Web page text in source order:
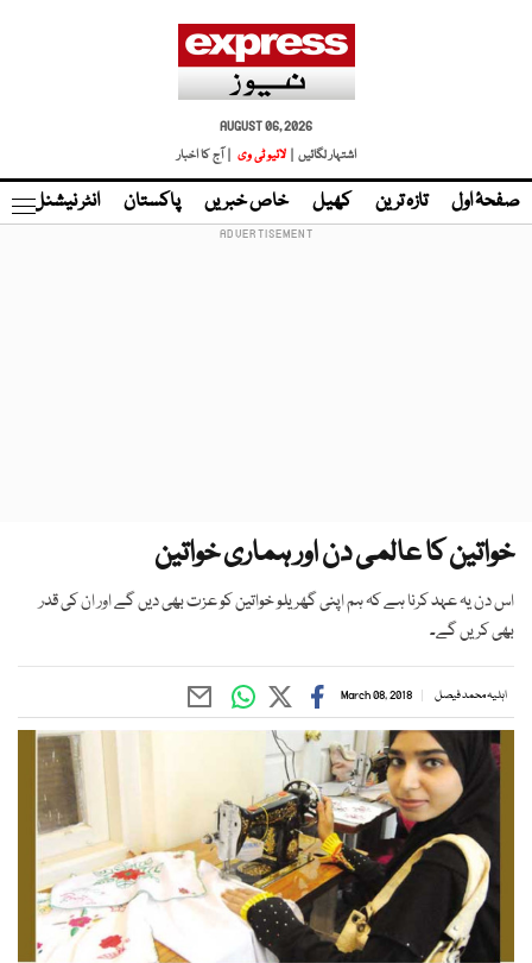
AUGUST 06, 2026
اشتہار لگائیں |
لائیو ٹی وی | آج کا اخبار
صفحۂ اول تازہ ترین کھیل خاص خبریں پاکستان انٹر نیشنل
خواتین کا عالمی دن اور ہماری خواتین
اس دن یہ عہد کرنا ہے کہ ہم اپنی گھریلو خواتین کو عزت بھی دیں گے اور ان کی قدر
بھی کریں گے۔
اہلیہ محمد فیصل March 08, 2018